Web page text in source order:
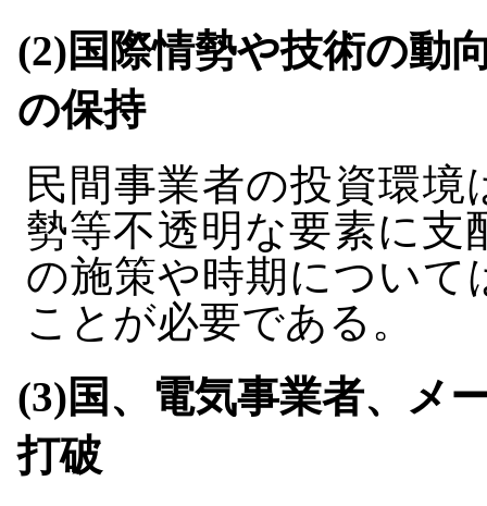
(2)国際情勢や技術の動
の保持
民間事業者の投資環
勢等不透明な要素に支
の施策や時期について
ことが必要である。
(3)国、電気事業者、メ
打破